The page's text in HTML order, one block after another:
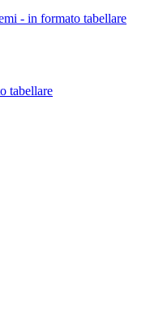
- in formato tabellare
tabellare